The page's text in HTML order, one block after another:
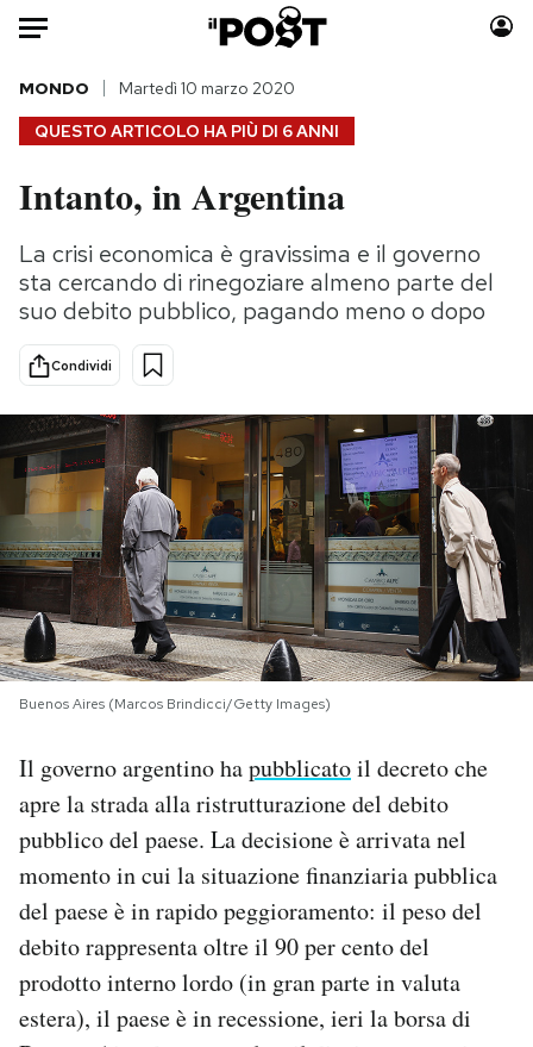
Auto
HOME
Italia
Politica
Tecnologia
Scienza
Economia
Sport
Moda
Consumismi
Storie/Idee
Altrecose
Mondiali calcio 2026
PODCAST
NEWSLETTER
SHOP
AREA PERSONALE
Area Personale
QUESTO ARTICOLO HA PIÙ DI 6 ANNI
MONDO Martedì 10 marzo 2020
Intanto, in Argentina
La crisi economica è gravissima e il governo
sta cercando di rinegoziare almeno parte del
suo debito pubblico, pagando meno o dopo
Condividi
Buenos Aires (Marcos Brindicci/Getty Images)
Il governo argentino hapubblicatoil decreto che
apre la strada alla ristrutturazione del debito
pubblico del paese. La decisione è arrivata nel
momento in cui la situazione finanziaria pubblica
del paese è in rapido peggioramento: il peso del
debito rappresenta oltre il 90 per cento del
prodotto interno lordo (in gran parte in valuta
estera), il paese è in recessione, ieri la borsa di